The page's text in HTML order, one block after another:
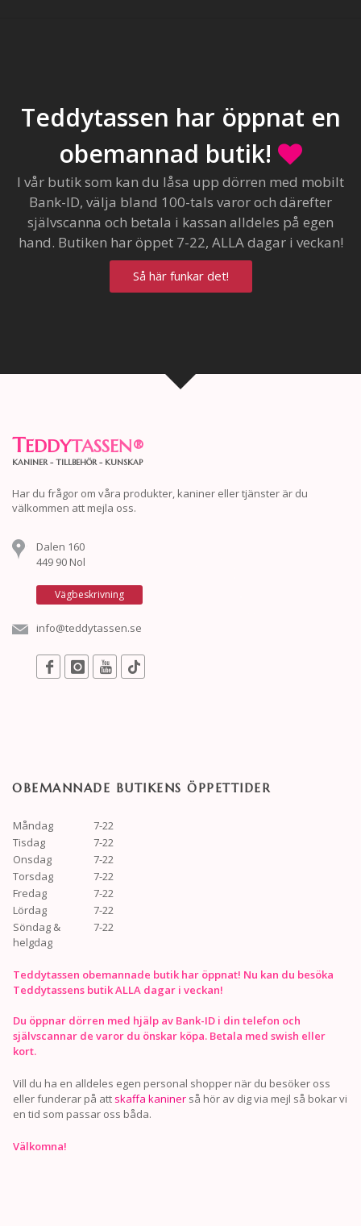
Teddytassen har öppnat en
obemannad butik!
I vår butik som kan du låsa upp dörren med mobilt
Bank-ID, välja bland 100-tals varor och därefter
självscanna och betala i kassan alldeles på egen
hand. Butiken har öppet 7-22, ALLA dagar i veckan!
Så här funkar det!
TEDDYTASSEN®
KANINER - TILLBEHÖR - KUNSKAP
Har du frågor om våra produkter, kaniner eller tjänster är du
välkommen att mejla oss.
Dalen 160
449 90 Nol
Vägbeskrivning
info@teddytassen.se
OBEMANNADE BUTIKENS ÖPPETTIDER
Måndag
7-22
Tisdag
7-22
Onsdag
7-22
Torsdag
7-22
Fredag
7-22
Lördag
7-22
Söndag &
helgdag
7-22
Teddytassen obemannade butik har öppnat! Nu kan du besöka
Teddytassens butik ALLA dagar i veckan!
Du öppnar dörren med hjälp av Bank-ID i din telefon och
självscannar de varor du önskar köpa. Betala med swish eller
kort.
Vill du ha en alldeles egen personal shopper när du besöker oss
eller funderar på att skaffa kaniner så hör av dig via mejl så bokar vi
en tid som passar oss båda.
Välkomna!